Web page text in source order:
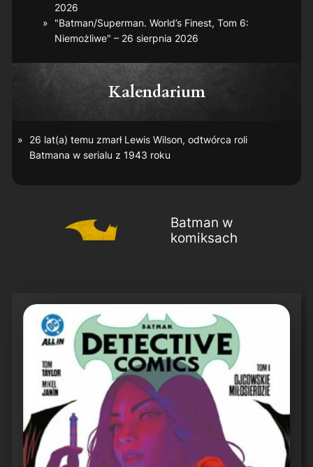
2026
"Batman/Superman. World’s Finest, Tom 6:
Niemożliwe" – 26 sierpnia 2026
Kalendarium
26 lat(a) temu zmarł Lewis Wilson, odtwórca roli
Batmana w serialu z 1943 roku
Batman w
komiksach